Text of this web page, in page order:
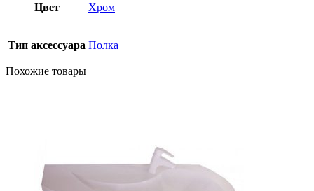
Цвет Хром
Тип аксессуара Полка
Похожие товары